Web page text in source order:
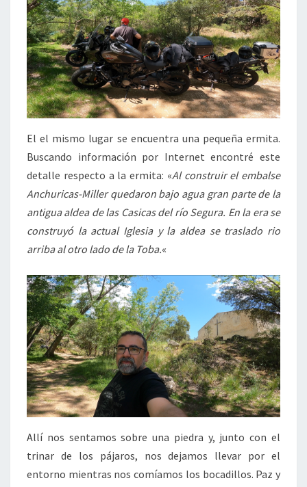
El el mismo lugar se encuentra una pequeña ermita.
Buscando información por Internet encontré este
detalle respecto a la ermita: «Al construir el embalse
Anchuricas-Miller quedaron bajo agua gran parte de la
antigua aldea de las Casicas del río Segura. En la era se
construyó la actual Iglesia y la aldea se traslado rio
arriba al otro lado de la Toba.«
Allí nos sentamos sobre una piedra y, junto con el
trinar de los pájaros, nos dejamos llevar por el
entorno mientras nos comíamos los bocadillos. Paz y